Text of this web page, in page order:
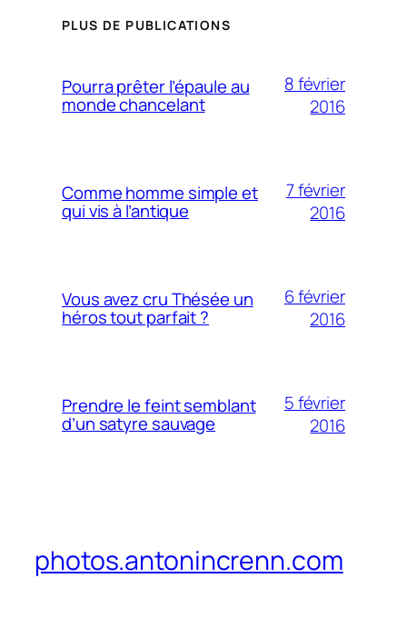
PLUS DE PUBLICATIONS
Pourra prêter l’épaule au
monde chancelant
8 février
2016
Comme homme simple et
qui vis à l’antique
7 février
2016
Vous avez cru Thésée un
héros tout parfait ?
6 février
2016
Prendre le feint semblant
d’un satyre sauvage
5 février
2016
photos.antonincrenn.com